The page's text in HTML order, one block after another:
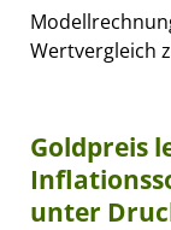
Wertvergleich
Goldpreis
unter